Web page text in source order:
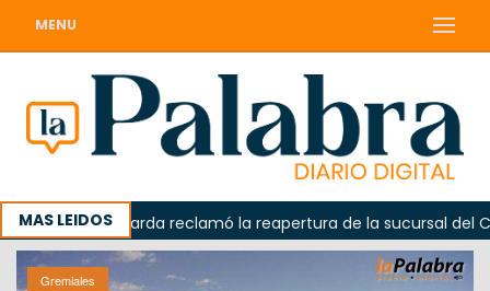
MENU
MAS LEIDOS
Odarda reclamó la reapertura de la sucursal del Correo
Gremiales